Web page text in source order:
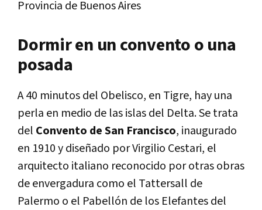
Provincia de Buenos Aires
Dormir en un convento o una
posada
A 40 minutos del Obelisco, en Tigre, hay una
perla en medio de las islas del Delta. Se trata
del Convento de San Francisco, inaugurado
en 1910 y diseñado por Virgilio Cestari, el
arquitecto italiano reconocido por otras obras
de envergadura como el Tattersall de
Palermo o el Pabellón de los Elefantes del